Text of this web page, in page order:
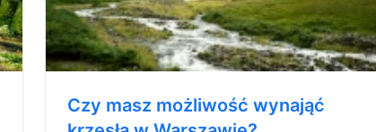
Czy masz możliwość wynająć